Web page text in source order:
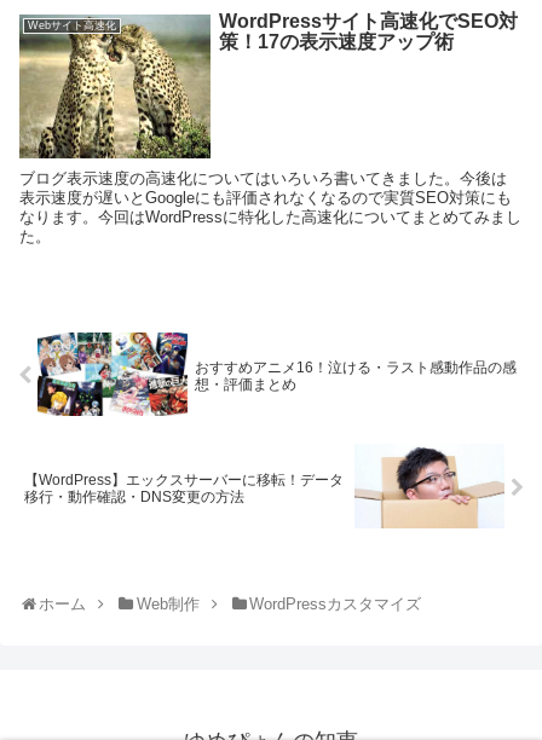
Webサイト高速化
WordPressサイト高速化でSEO対
策！17の表示速度アップ術
ブログ表示速度の高速化についてはいろいろ書いてきました。今後は
表示速度が遅いとGoogleにも評価されなくなるので実質SEO対策にも
なります。今回はWordPressに特化した高速化についてまとめてみまし
た。
おすすめアニメ16！泣ける・ラスト感動作品の感
想・評価まとめ
【WordPress】エックスサーバーに移転！データ
移行・動作確認・DNS変更の方法
ホーム Web制作 WordPressカスタマイズ